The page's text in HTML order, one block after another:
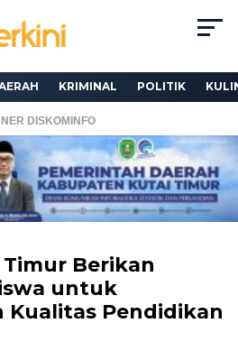
KRIMINAL POLITIK
DISKOMINFO
Berikan
untuk
Pendidikan